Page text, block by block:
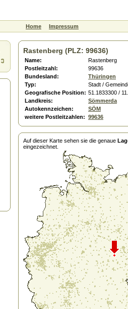
Home Impressum
Rastenberg (PLZ: 99636)
Name:
Rastenberg
Postleitzahl:
99636
Bundesland:
Thüringen
Typ:
Stadt /
Geografische Position: 51.1833300 /
Landkreis:
Sömmerda
Autokennzeichen:
SÖM
weitere Postleitzahlen: 99636
Auf dieser Karte sehen sie die genaue
eingezeichnet.